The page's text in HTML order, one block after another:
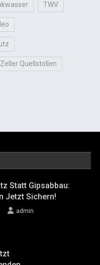
TWV
Zeller Quellstollen
Statt Gipsabbau:
Jetzt Sichern!
admin